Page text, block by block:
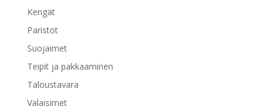
Kengät
Paristot
Suojaimet
Teipit ja pakkaaminen
Taloustavara
Valaisimet